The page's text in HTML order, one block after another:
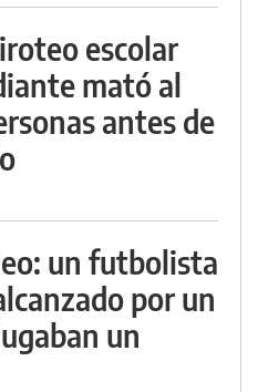
escolar
mató al
antes de
un futbolista
por un
un